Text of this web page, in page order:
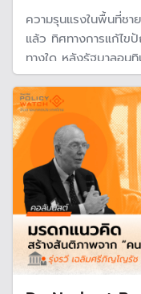
ความรุนแรงในพื้นที่ชา
แล้ว ทิศทางการแก้ไข
ทางใด หลังรัฐบาลอนุทิน ชาญวีรกูลตั้งพลเอกสมศักดิ์ รุ่งสิตา
อดีตเลขาธิการสภาคว
พูดคุยคนใหม่